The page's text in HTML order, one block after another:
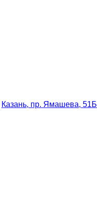
Казань, пр. Ямашева, 51Б